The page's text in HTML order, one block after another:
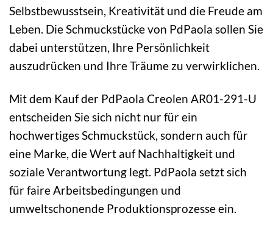
Selbstbewusstsein, Kreativität und die Freude am
Leben. Die Schmuckstücke von PdPaola sollen Sie
dabei unterstützen, Ihre Persönlichkeit
auszudrücken und Ihre Träume zu verwirklichen.
Mit dem Kauf der PdPaola Creolen AR01-291-U
entscheiden Sie sich nicht nur für ein
hochwertiges Schmuckstück, sondern auch für
eine Marke, die Wert auf Nachhaltigkeit und
soziale Verantwortung legt. PdPaola setzt sich
für faire Arbeitsbedingungen und
umweltschonende Produktionsprozesse ein.